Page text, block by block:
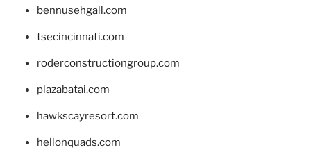
bennusehgall.com
tsecincinnati.com
roderconstructiongroup.com
plazabatai.com
hawkscayresort.com
hellonquads.com